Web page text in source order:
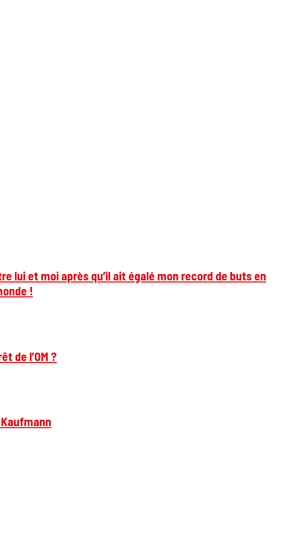
lui et moi après qu’il ait égalé mon record de buts en
!
de l’OM ?